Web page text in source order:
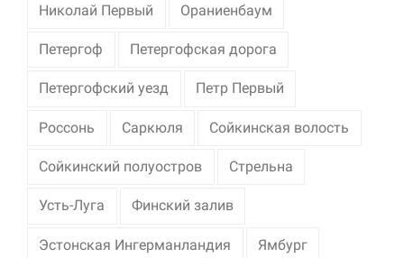
Николай Первый Ораниенбаум
Петергоф Петергофская дорога
Петергофский уезд Петр Первый
Россонь Саркюля Сойкинская волость
Сойкинский полуостров Стрельна
Усть-Луга Финский залив
Эстонская Ингерманландия Ямбург